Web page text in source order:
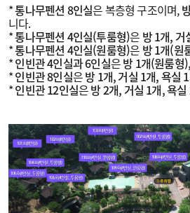
*통나무펜션 8인실은 복층형 구조이며,
니다.
*통나무펜션 4인실(투룸형)은 방 1개, 거
*통나무펜션 4인실(원룸형)은 방 1개(원
*인빈관 4인실과 6인실은방 1개(원룸형
*인빈관 8인실은방 1개, 거실 1개, 욕실
*인빈관 12인실은방 2개, 거실 1개, 욕실